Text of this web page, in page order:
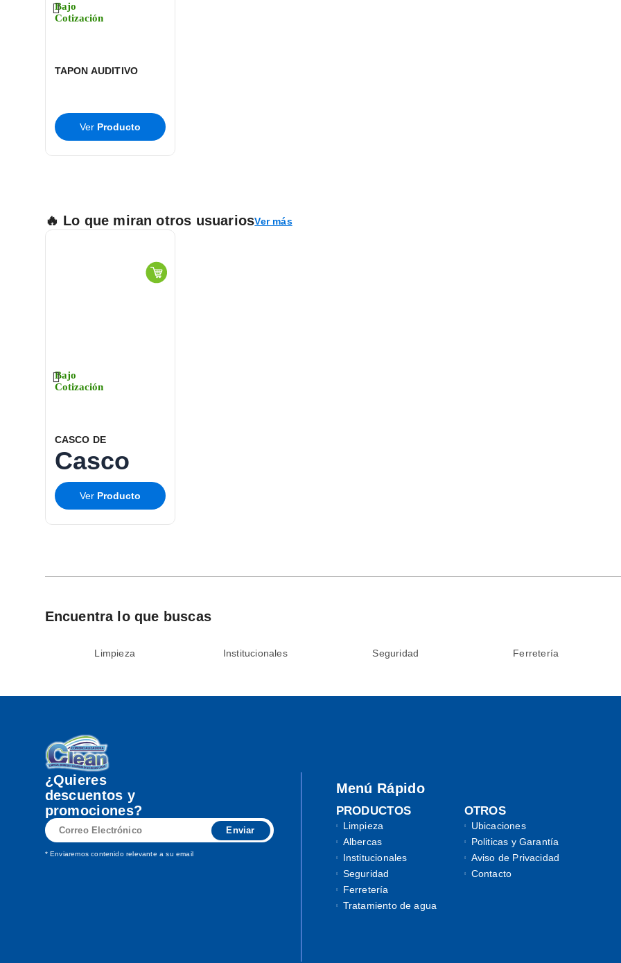
Bajo
Cotización
TAPON AUDITIVO
Ver Producto
🔥 Lo que miran otros usuariosVer más
Bajo
Cotización
CASCO DE
PROTECCIÓN BYLACK
Casco
De
Protecci
Ón
Ver Producto
Encuentra lo que buscas
Limpieza Institucionales Seguridad Ferretería
¿Quieres
descuentos y
promociones?
Correo
Electrónico
Enviar
* Enviaremos contenido relevante a su email
Menú Rápido
PRODUCTOS
Limpieza
Albercas
Institucionales
Seguridad
Ferretería
Tratamiento de agua
OTROS
Ubicaciones
Politicas y Garantía
Aviso de Privacidad
Contacto